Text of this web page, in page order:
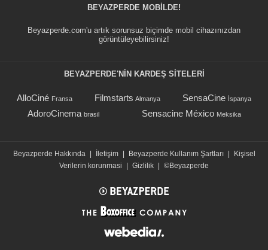
BEYAZPERDE MOBILDE!
Beyazperde.com'u artık sorunsuz biçimde mobil cihazınızdan
görüntüleyebilirsiniz!
BEYAZPERDE'NIN KARDEŞ SİTELERİ
AlloCiné Fransa Filmstarts Almanya SensaCine İspanya
AdoroCinema brasil Sensacine México Meksika
Beyazperde Hakkında İletişim Beyazperde Kullanım Şartları
Kişisel
Verilerin korunmasi
Gizlilik ©Beyazperde